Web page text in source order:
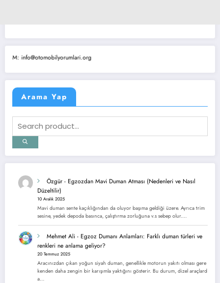
info@otomobilyorumlari.org
Arama Yap
Özgür - Egzozdan Mavi Duman Atması (Nedenleri ve Nasıl
Düzeltilir)
10 Aralık 2025
Mavi duman sente kaçıklığından da oluyor başıma geldiği üzere. Ayrıca trim
sesine, yedek depoda basınca, çalıştırma zorluğuna v.s sebep olur.…
Mehmet Ali - Egzoz Dumanı Anlamları: Farklı duman türleri ve
renkleri ne anlama geliyor?
20 Temmuz 2025
Aracınızdan çıkan yoğun siyah duman, genellikle motorun yakıtı olması gere
kenden daha zengin bir karışımla yaktığını gösterir. Bu durum, dizel araçlard
a…